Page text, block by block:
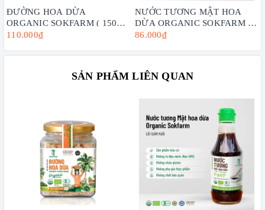
ĐƯỜNG HOA DỪA
ORGANIC SOKFARM ( 150G,
300G, 1KG) - VỊ NGỌT TỪ
110.000₫
NƯỚC TƯƠNG MẬT HOA
DỪA ORGANIC SOKFARM -
CẮT GIẢM MUỐI, KHÔNG
86.000₫
SẢN PHẨM LIÊN QUAN